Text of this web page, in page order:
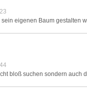
eigenen Baum gestalten
bloß suchen sondern auch